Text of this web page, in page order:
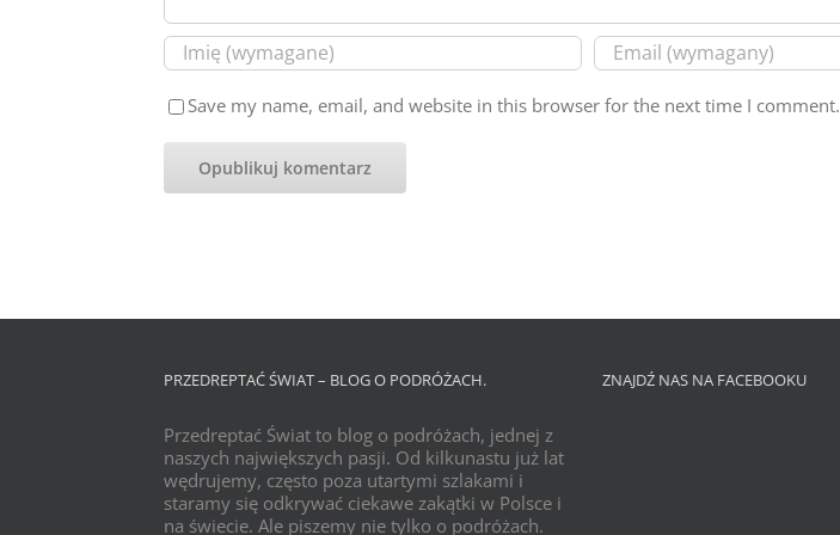
Save my name, email, and website in this browser for the next time I comment.
PRZEDREPTAĆ ŚWIAT – BLOG O PODRÓŻACH.
Przedreptać Świat to blog o podróżach, jednej z
naszych największych pasji. Od kilkunastu już lat
wędrujemy, często poza utartymi szlakami i
staramy się odkrywać ciekawe zakątki w Polsce i
na świecie. Ale piszemy nie tylko o podróżach.
ZNAJDŹ NAS NA FACEBOOKU